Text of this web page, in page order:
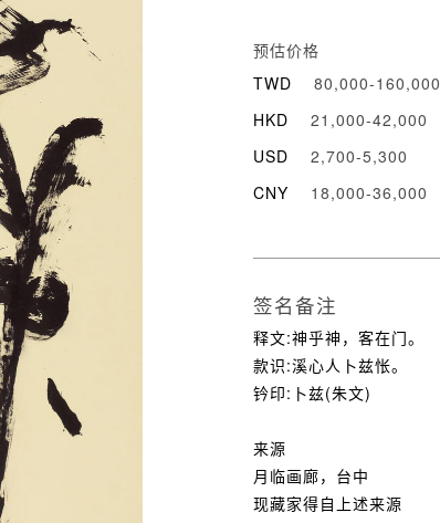
预估价格
TWD
80,000-160,000
HKD
21,000-42,000
USD
2,700-5,300
CNY
18,000-36,000
签名备注
释文:神乎神，客在门。
款识:溪心人卜兹怅。
钤印:卜兹(朱文)
来源
月临画廊，台中
现藏家得自上述来源